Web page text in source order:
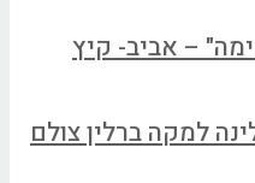
– אביב- קיץ
של קרולינה למקה ברלין צולם